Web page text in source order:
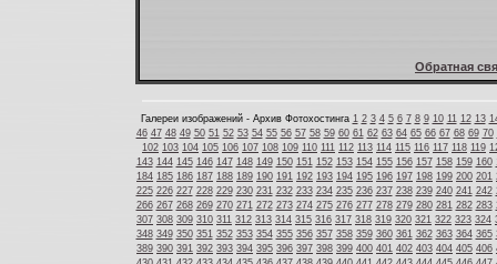
Обратная
Галереи изображений - Архив Фотохостинга 1 2 3 4 5 6 7 8 9 10 11 12 13
46 47 48 49 50 51 52 53 54 55 56 57 58 59 60 61 62 63 64 65 66 67 68 69 70
102 103 104 105 106 107 108 109 110 111 112 113 114 115 116 117 118 119
143 144 145 146 147 148 149 150 151 152 153 154 155 156 157 158 159 160
184 185 186 187 188 189 190 191 192 193 194 195 196 197 198 199 200 201
225 226 227 228 229 230 231 232 233 234 235 236 237 238 239 240 241 242
266 267 268 269 270 271 272 273 274 275 276 277 278 279 280 281 282 283
307 308 309 310 311 312 313 314 315 316 317 318 319 320 321 322 323 324
348 349 350 351 352 353 354 355 356 357 358 359 360 361 362 363 364 365
389 390 391 392 393 394 395 396 397 398 399 400 401 402 403 404 405 406